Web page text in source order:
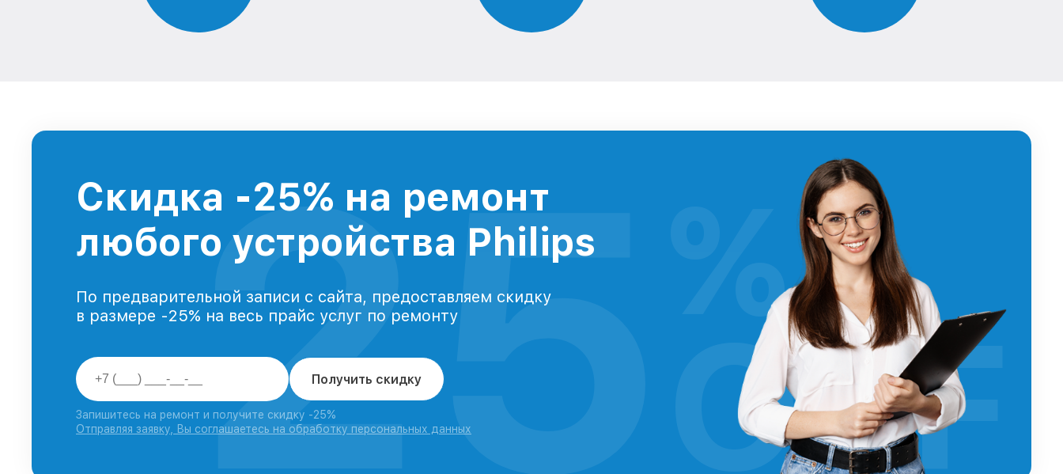
Скидка -25% на ремонт
любого устройства Philips
По предварительной записи с сайта, предоставляем скидку
в размере -25% на весь прайс услуг по ремонту
Получить скидку
Запишитесь на ремонт и получите скидку -25%
Отправляя заявку, Вы соглашаетесь на обработку персональных данных
25 %
OFF